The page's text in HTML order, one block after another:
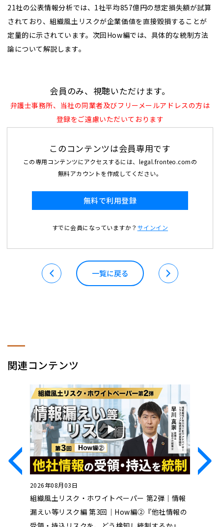
21社の公表情報分析では、1社平均857億円の想定損失額が試算
されており、組織風土リスクが企業価値を直接毀損することが
定量的に示されています。次回How編では、具体的な統制方法
論について解説します。
会員のみ、視聴いただけます。
弁護士事務所、当社の同業者及びフリーメールアドレスの方は
登録をご遠慮いただいております
このコンテンツは会員専用です
この専用コンテンツにアクセスするには、legal.fronteo.comの
無料アカウントを作成してください。
無料で利用登録
すでに会員になっていますか？ サインイン
一覧に戻る
関連コンテンツ
2026年08月03日
組織風土リスク・ホワイトペーパー 第2弾｜情報
漏えい等リスク編 第3回｜How編②『他社情報の